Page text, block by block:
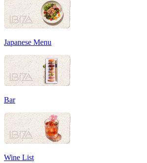
Japanese Menu
Bar
Wine List